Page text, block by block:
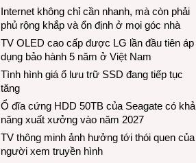
Internet không chỉ cần nhanh, mà còn phải
phủ rộng khắp và ổn định ở mọi góc nhà
TV OLED cao cấp được LG lần đầu tiên áp
dụng bảo hành 5 năm ở Việt Nam
Tình hình giá ổ lưu trữ SSD đang tiếp tục
tăng
Ổ đĩa cứng HDD 50TB của Seagate có khả
năng xuất xưởng vào năm 2027
TV thông minh ảnh hưởng tới thói quen của
người xem truyền hình